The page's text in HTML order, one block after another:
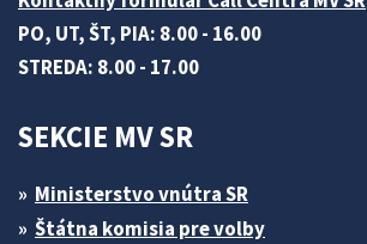
PO, UT, ŠT, PIA: 8.00 - 16.00
STREDA: 8.00 - 17.00
SEKCIE MV SR
Ministerstvo vnútra SR
Štátna komisia pre volby